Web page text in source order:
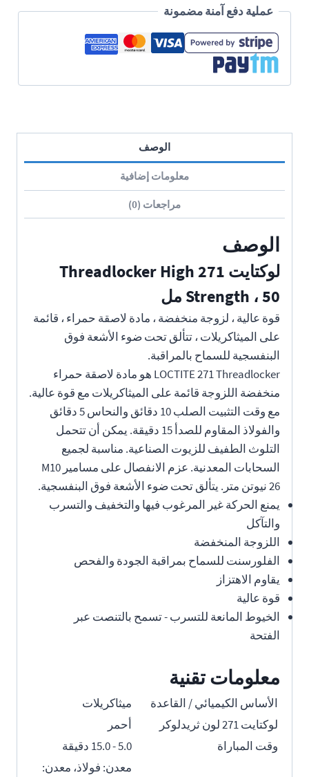
عملية دفع آمنة مضمونة
الوصف
معلومات إضافية
مراجعات (0)
الوصف
لوكتايت 271 Threadlocker High
Strength ، 50 مل
قوة عالية ، لزوجة منخفضة ، مادة لاصقة حمراء ، قائمة
على الميثاكريلات ، تتألق تحت ضوء الأشعة فوق
البنفسجية للسماح بالمراقبة.
LOCTITE 271 Threadlocker هو مادة لاصقة حمراء
منخفضة اللزوجة قائمة على الميثاكريلات مع قوة عالية.
مع وقت التثبيت الصلب 10 دقائق والنحاس 5 دقائق
والفولاذ المقاوم للصدأ 15 دقيقة. يمكن أن تتحمل
التلوث الطفيف للزيوت الصناعية. مناسبة لجميع
السحابات المعدنية. عزم الانفصال على مسامير M10
26 نيوتن متر. يتألق تحت ضوء الأشعة فوق البنفسجية.
يمنع الحركة غير المرغوب فيها والتخفيف والتسرب
والتآكل
اللزوجة المنخفضة
الفلورسنت للسماح بمراقبة الجودة والفحص
يقاوم الاهتزاز
قوة عالية
الخيوط المانعة للتسرب - تسمح بالتنصت عبر
الفتحة
معلومات تقنية
الأساس الكيميائي / القاعدة
ميثاكريلات
لوكتايت 271 لون ثريدلوكر
أحمر
وقت المباراة
5.0 - 15.0 دقيقة
معدن: فولاذ، معدن: